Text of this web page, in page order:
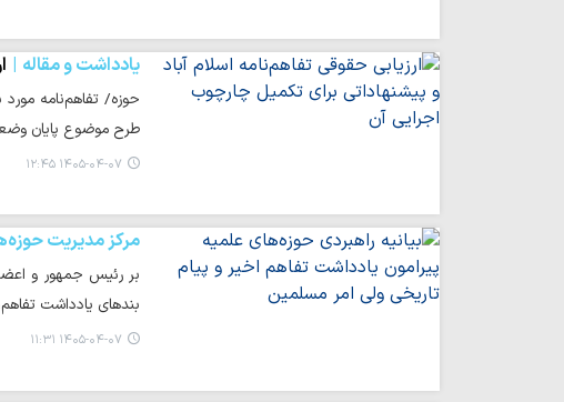
یادداشت و مقاله
حوزه/ تفاهم‌نامه
طرح موضوع پایان
۱۴۰۵-۰۴-۰۷ ۱۲:۴۵
مرکز مدیریت
بر رئیس جمهور و
بندهای یادداشت
۱۴۰۵-۰۴-۰۷ ۱۱:۳۱